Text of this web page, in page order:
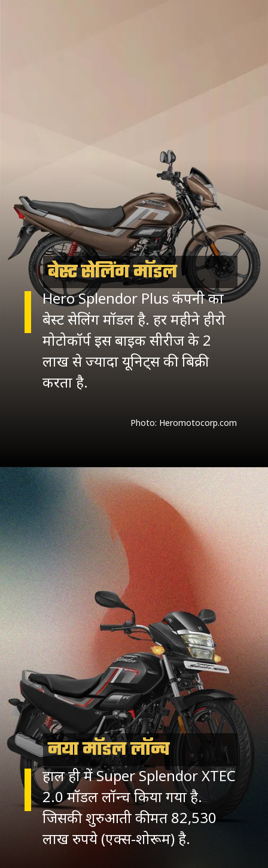
बेस्ट सेलिंग मॉडल
Hero Splendor Plus कंपनी का
बेस्ट सेलिंग मॉडल है. हर महीने हीरो
मोटोकॉर्प इस बाइक सीरीज के 2
लाख से ज्यादा यूनिट्स की बिक्री
Photo: Heromotocorp.com
नया मॉडल लॉन्च
हाल ही में Super Splendor XTEC
2.0 मॉडल लॉन्च किया गया है.
जिसकी शुरुआती कीमत 82,530